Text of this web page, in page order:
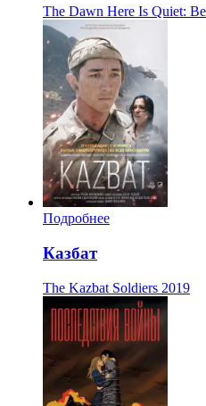
The Dawn Here Is Quiet:
Подробнее
Казбат
The Kazbat Soldiers 2019